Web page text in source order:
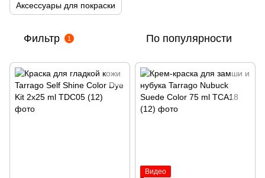
Аксессуары для покраски
Фильтр 1 По популярности
Видео